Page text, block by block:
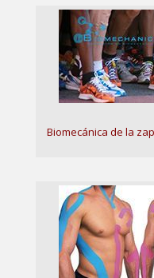
Biomecánica de la